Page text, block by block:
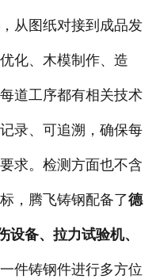
，从图纸对接到成品发
化、木模制作、造
道工序都有相关技术
录、可追溯，确保每
求。检测方面也不含
，腾飞铸钢配备了德
设备、拉力试验机、
件铸钢件进行多方位